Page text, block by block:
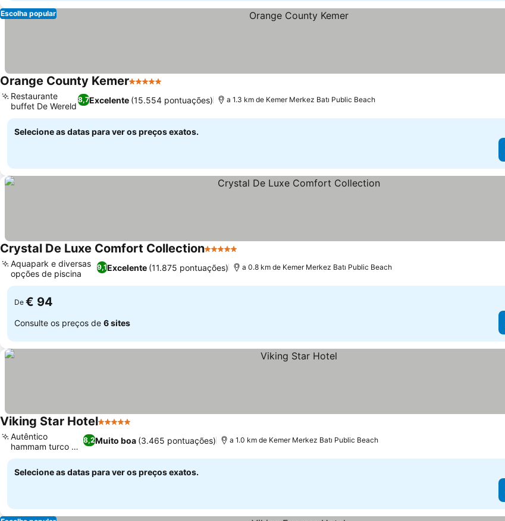
Escolha popular
Orange County Kemer5 Estrelas
8,7Excelente (15.554 pontuações)
Restaurante
buffet De Wereld
a 1.3 km de Kemer Merkez Batı Public Beach
Selecione as datas para ver os preços exatos.
Crystal De Luxe Comfort Collection5 Estrelas
9,1Excelente (11.875 pontuações)
Aquapark e diversas
opções de piscina
a 0.8 km de Kemer Merkez Batı Public Beach
De € 94
Consulte os preços de 6 sites
Viking Star Hotel5 Estrelas
8,2Muito boa (3.465 pontuações)
Autêntico
hammam turco e
spa
a 1.0 km de Kemer Merkez Batı Public Beach
Selecione as datas para ver os preços exatos.